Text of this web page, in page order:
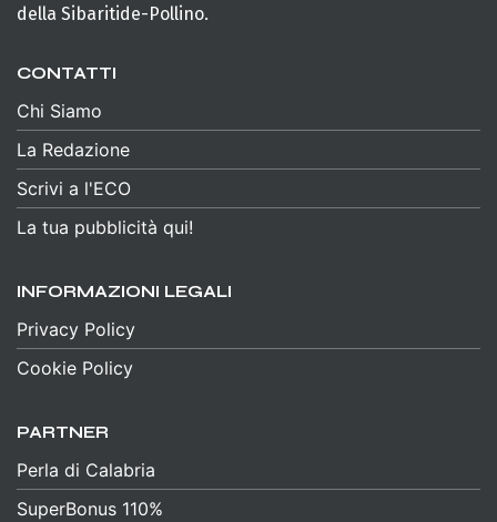
della Sibaritide-Pollino.
CONTATTI
Chi Siamo
La Redazione
Scrivi a l'ECO
La tua pubblicità qui!
INFORMAZIONI LEGALI
Privacy Policy
Cookie Policy
PARTNER
Perla di Calabria
SuperBonus 110%